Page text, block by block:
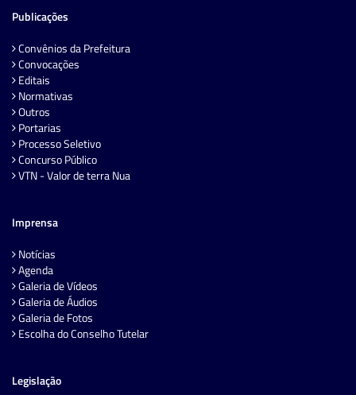
Publicações
Convênios da Prefeitura
Convocações
Editais
Normativas
Outros
Portarias
Processo Seletivo
Concurso Público
VTN - Valor de terra Nua
Imprensa
Notícias
Agenda
Galeria de Vídeos
Galeria de Áudios
Galeria de Fotos
Escolha do Conselho Tutelar
Legislação